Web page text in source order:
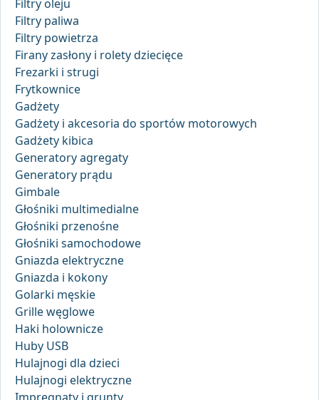
Filtry oleju
Filtry paliwa
Filtry powietrza
Firany zasłony i rolety dziecięce
Frezarki i strugi
Frytkownice
Gadżety
Gadżety i akcesoria do sportów motorowych
Gadżety kibica
Generatory agregaty
Generatory prądu
Gimbale
Głośniki multimedialne
Głośniki przenośne
Głośniki samochodowe
Gniazda elektryczne
Gniazda i kokony
Golarki męskie
Grille węglowe
Haki holownicze
Huby USB
Hulajnogi dla dzieci
Hulajnogi elektryczne